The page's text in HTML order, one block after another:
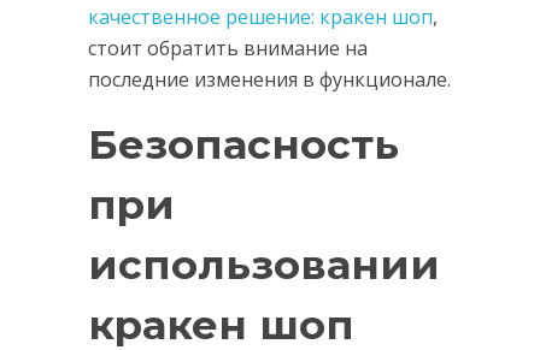
качественное решение: кракен шоп,
стоит обратить внимание на
последние изменения в функционале.
Безопасность
при
использовании
кракен шоп